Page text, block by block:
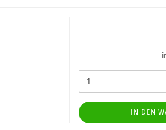
IN DEN